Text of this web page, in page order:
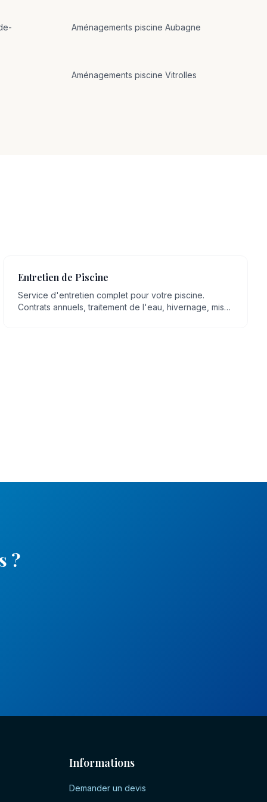
Aménagements piscine Aubagne
Aménagements piscine Vitrolles
Entretien de Piscine
Service d'entretien complet pour votre piscine.
Contrats annuels, traitement de l'eau, hivernage, mise
?
Informations
Demander un devis